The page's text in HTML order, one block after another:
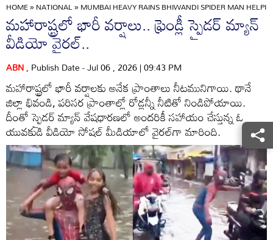
HOME»NATIONAL»MUMBAI HEAVY RAINS BHIWANDI SPIDER MAN
మహారాష్ట్రలో భారీ వర్షాలు.. ఫ్రెండ్లీ స్పైడర్ మ్యాన్
వీడియో వైరల్..
ABN, Publish Date - Jul 06 , 2026 | 09:43 PM
మహారాష్ట్రలో భారీ వర్షాలకు అనేక ప్రాంతాలు నీటమునిగాయి. థానే
జిల్లా భివండి, పరిసర ప్రాంతాల్లో రోడ్లన్నీ నీటితో నిండిపోయాయి.
దీంతో స్పైడర్ మ్యాన్ వేషధారణలో అందరికీ సహాయం చేస్తున్న ఓ
యువకుడి వీడియో సోషల్ మీడియాలో వైరల్‌గా మారింది.